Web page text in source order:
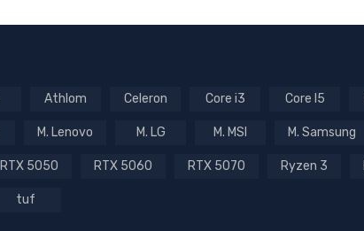
Athlom Celeron Core i3 Core I5
M. Lenovo M. LG M. MSI M. Samsung
RTX 5050 RTX 5060 RTX 5070 Ryzen 3
tuf